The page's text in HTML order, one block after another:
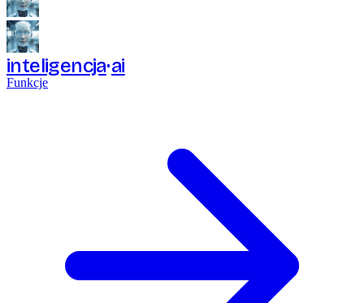
inteligencja ai
Funkcje